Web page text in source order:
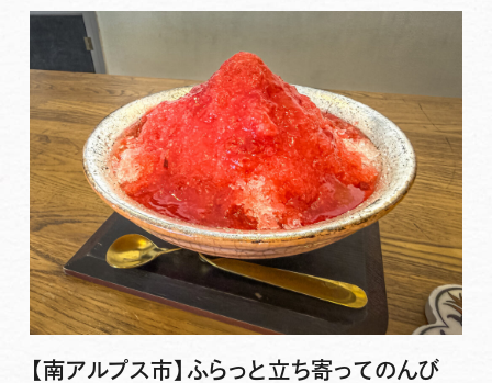
【南アルプス市】ふらっと立ち寄ってのんび